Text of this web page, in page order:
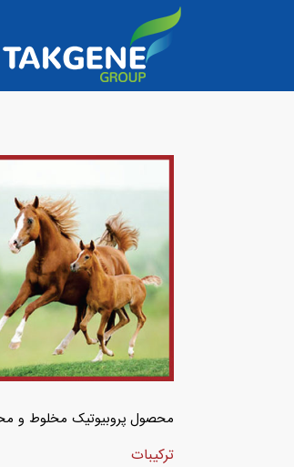
محصول پروبیوتیک مخلوط و
ترکیبات